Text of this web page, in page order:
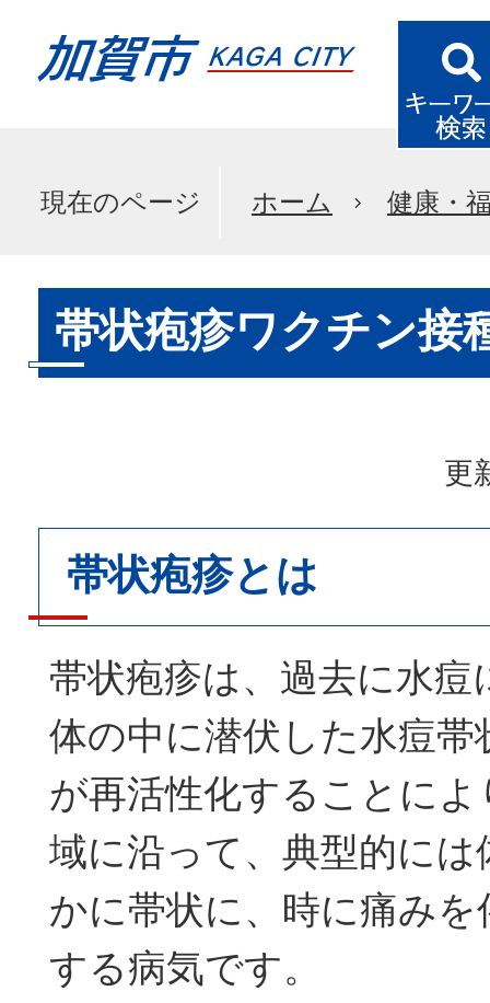
現在のページ ホーム 健康・
帯状疱疹ワクチン接
更
帯状疱疹とは
帯状疱疹は、過去に水
体の中に潜伏した水痘帯
が再活性化することに
域に沿って、典型的に
かに帯状に、時に痛み
する病気です。